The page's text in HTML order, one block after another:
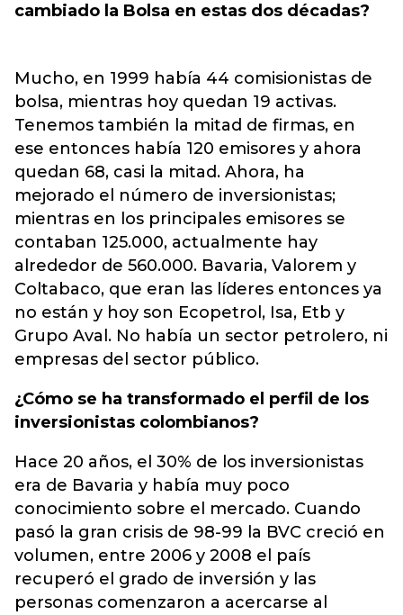
cambiado la Bolsa en estas dos décadas?
Mucho, en 1999 había 44 comisionistas de
bolsa, mientras hoy quedan 19 activas.
Tenemos también la mitad de firmas, en
ese entonces había 120 emisores y ahora
quedan 68, casi la mitad. Ahora, ha
mejorado el número de inversionistas;
mientras en los principales emisores se
contaban 125.000, actualmente hay
alrededor de 560.000. Bavaria, Valorem y
Coltabaco, que eran las líderes entonces ya
no están y hoy son Ecopetrol, Isa, Etb y
Grupo Aval. No había un sector petrolero, ni
empresas del sector público.
¿Cómo se ha transformado el perfil de los
inversionistas colombianos?
Hace 20 años, el 30% de los inversionistas
era de Bavaria y había muy poco
conocimiento sobre el mercado. Cuando
pasó la gran crisis de 98-99 la BVC creció en
volumen, entre 2006 y 2008 el país
recuperó el grado de inversión y las
personas comenzaron a acercarse al